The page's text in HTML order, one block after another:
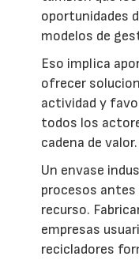
oportunidades
modelos de
Eso implica
ofrecer
actividad y
todos los
cadena de valor.
Un envase
procesos
recurso.
empresas
recicladores